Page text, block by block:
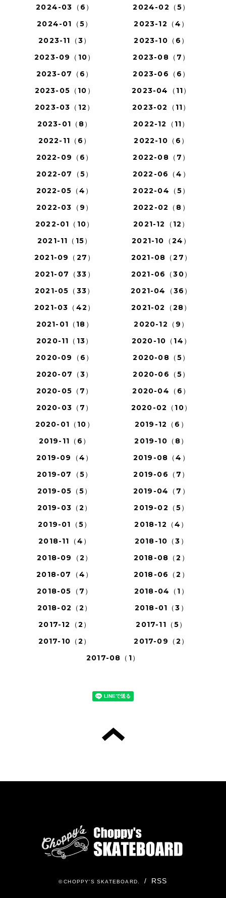
2024-03（6）
2024-02（5）
2024-01（5）
2023-12（4）
2023-11（3）
2023-10（6）
2023-09（10）
2023-08（7）
2023-07（6）
2023-06（6）
2023-05（10）
2023-04（11）
2023-03（12）
2023-02（11）
2023-01（8）
2022-12（11）
2022-11（6）
2022-10（6）
2022-09（6）
2022-08（7）
2022-07（5）
2022-06（4）
2022-05（4）
2022-04（5）
2022-03（9）
2022-02（8）
2022-01（10）
2021-12（12）
2021-11（15）
2021-10（24）
2021-09（27）
2021-08（27）
2021-07（33）
2021-06（30）
2021-05（33）
2021-04（36）
2021-03（42）
2021-02（28）
2021-01（18）
2020-12（9）
2020-11（13）
2020-10（14）
2020-09（6）
2020-08（5）
2020-07（3）
2020-06（5）
2020-05（7）
2020-04（6）
2020-03（7）
2020-02（10）
2020-01（10）
2019-12（6）
2019-11（6）
2019-10（8）
2019-09（4）
2019-08（4）
2019-07（5）
2019-06（7）
2019-05（5）
2019-04（7）
2019-03（2）
2019-02（5）
2019-01（5）
2018-12（4）
2018-11（4）
2018-10（3）
2018-09（2）
2018-08（2）
2018-07（4）
2018-06（2）
2018-05（7）
2018-04（1）
2018-02（2）
2018-01（3）
2017-12（2）
2017-11（5）
2017-10（2）
2017-09（2）
2017-08（1）
©CHOPPY'S SKATEBOARD. / RSS